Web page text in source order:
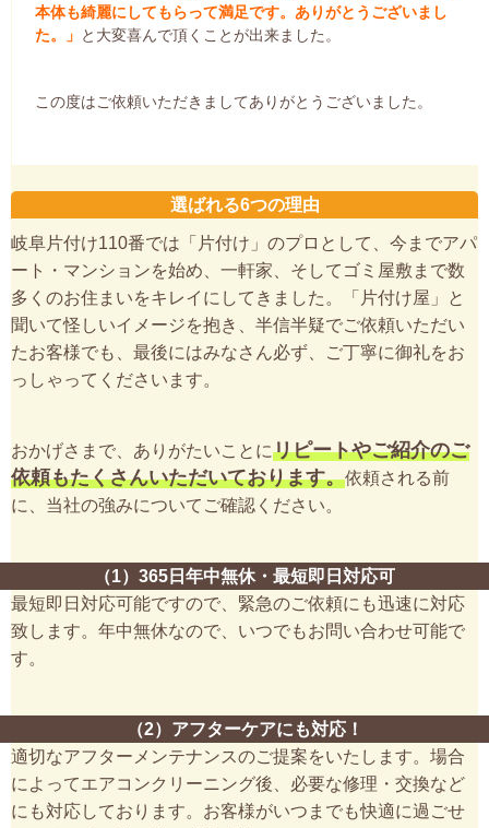
本体も綺麗にしてもらって満足です。ありがとうございまし
た。」 と大変喜んで頂くことが出来ました。
この度はご依頼いただきましてありがとうございました。
選ばれる6つの理由
岐阜片付け110番では「片付け」のプロとして、今までアパ
ート・マンションを始め、一軒家、そしてゴミ屋敷まで数
多くのお住まいをキレイにしてきました。「片付け屋」と
聞いて怪しいイメージを抱き、半信半疑でご依頼いただい
たお客様でも、最後にはみなさん必ず、ご丁寧に御礼をお
っしゃってくださいます。
おかげさまで、ありがたいことにリピートやご紹介のご
依頼もたくさんいただいております。依頼される前
に、当社の強みについてご確認ください。
（1）365日年中無休・最短即日対応可
最短即日対応可能ですので、緊急のご依頼にも迅速に対応
致します。年中無休なので、いつでもお問い合わせ可能で
す。
（2）アフターケアにも対応！
適切なアフターメンテナンスのご提案をいたします。場合
によってエアコンクリーニング後、必要な修理・交換など
にも対応しております。お客様がいつまでも快適に過ごせ